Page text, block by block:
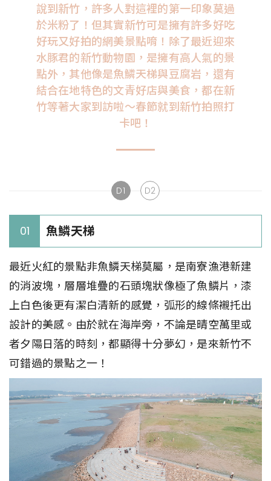
說到新竹，許多人對這裡的第一印象莫過
於米粉了！但其實新竹可是擁有許多好吃
好玩又好拍的網美景點唷！除了最近迎來
水豚君的新竹動物園，是擁有高人氣的景
點外，其他像是魚鱗天梯與豆腐岩，還有
結合在地特色的文青好店與美食，都在新
竹等著大家到訪啦～春節就到新竹拍照打
卡吧！
D1 D2
01 魚鱗天梯
最近火紅的景點非魚鱗天梯莫屬，是南寮漁港新建
的消波塊，層層堆疊的石頭塊狀像極了魚鱗片，漆
上白色後更有潔白清新的感覺，弧形的線條襯托出
設計的美感。由於就在海岸旁，不論是晴空萬里或
者夕陽日落的時刻，都顯得十分夢幻，是來新竹不
可錯過的景點之一！